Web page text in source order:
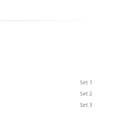
Set 1
Set 2
Set 3